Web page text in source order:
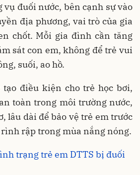
đuối nước, bên cạnh sự vào
địa phương, vai trò của gia
chốt. Mỗi gia đình cần tăng
sát con em, không để trẻ vui
suối, ao hồ.
tạo điều kiện cho trẻ học bơi,
toàn trong môi trường nước,
lâu dài để bảo vệ trẻ em trước
rập trong mùa nắng nóng.
trạng trẻ em DTTS bị đuối